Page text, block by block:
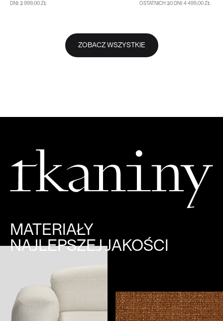
DNI: 3 999,00 ZŁ
OSTATNICH 30 DNI: 4 499,00 ZŁ
ZOBACZ WSZYSTKIE
MATERIAŁY
NAJLEPSZEJ JAKOŚCI